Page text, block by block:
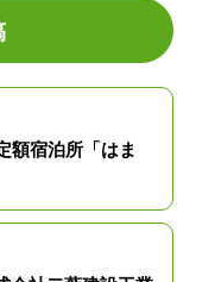
額宿泊所「はま